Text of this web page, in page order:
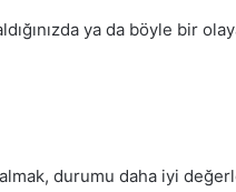
ya da böyle bir
durumu daha iyi